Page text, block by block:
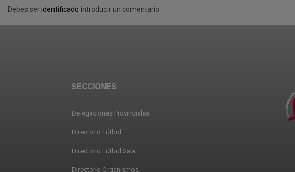
Debes seridentificado introducir un comentario.
SECCIONES
Delegaciones Provinciales
Directorio Fútbol
Directorio Fútbol Sala
Directorio Organismos